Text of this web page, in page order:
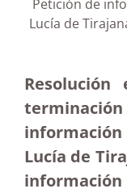
Petición de
Lucía de
información
Lucía de
información